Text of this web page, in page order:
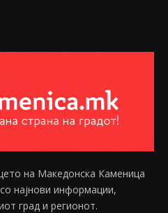
на Македонска Каменица
најнови информации,
град и регионот.